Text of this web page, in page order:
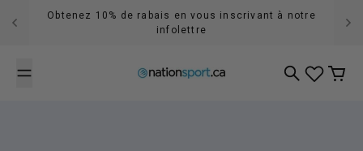
Passer au contenu
Accumulez 5% de récompenses en tout temps
RecherchePanier